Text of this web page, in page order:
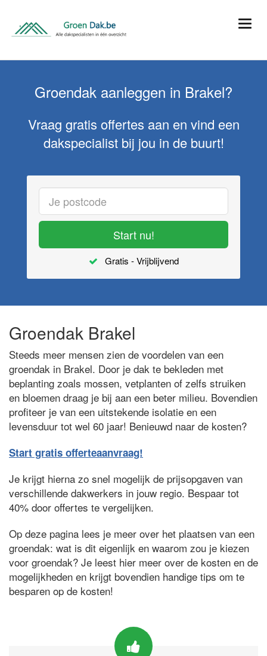
Groendak aanleggen in Brakel?
Vraag gratis offertes aan en vind een
dakspecialist bij jou in de buurt!
Start nu!
Gratis - Vrijblijvend
Groendak Brakel
Steeds meer mensen zien de voordelen van een
groendak in Brakel. Door je dak te bekleden met
beplanting zoals mossen, vetplanten of zelfs struiken
en bloemen draag je bij aan een beter milieu. Bovendien
profiteer je van een uitstekende isolatie en een
levensduur tot wel 60 jaar! Benieuwd naar de kosten?
Start gratis offerteaanvraag!
Je krijgt hierna zo snel mogelijk de prijsopgaven van
verschillende dakwerkers in jouw regio. Bespaar tot
40% door offertes te vergelijken.
Op deze pagina lees je meer over het plaatsen van een
groendak: wat is dit eigenlijk en waarom zou je kiezen
voor groendak? Je leest hier meer over de kosten en de
mogelijkheden en krijgt bovendien handige tips om te
besparen op de kosten!